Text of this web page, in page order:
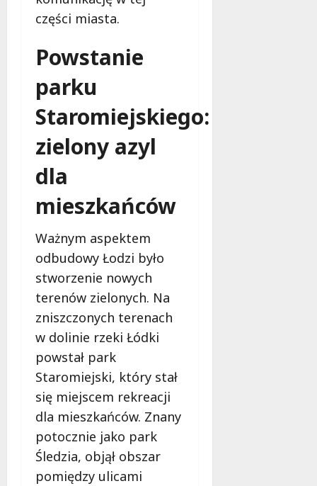
części miasta.
Powstanie
parku
Staromiejskiego:
zielony azyl
dla
mieszkańców
Ważnym aspektem
odbudowy Łodzi było
stworzenie nowych
terenów zielonych. Na
zniszczonych terenach
w dolinie rzeki Łódki
powstał park
Staromiejski, który stał
się miejscem rekreacji
dla mieszkańców. Znany
potocznie jako park
Śledzia, objął obszar
pomiędzy ulicami